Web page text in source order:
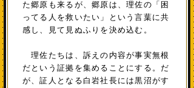
た郷原も来るが、郷原は、理佐の「困
ってる人を救いたい」という言葉に共
感し、見て見ぬふりを決め込む。
理佐たちは、訴えの内容が事実無根
だという証拠を集めることにする。だ
が、証人となる白岩社長には黒沼がす